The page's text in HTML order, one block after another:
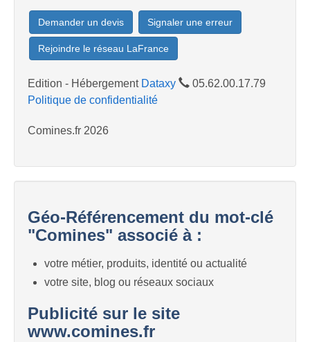
Demander un devis Signaler une erreur
Rejoindre le réseau LaFrance
Edition - Hébergement Dataxy
05.62.00.17.79
Politique de confidentialité
Comines.fr 2026
Géo-Référencement du mot-clé
"Comines" associé à :
votre métier, produits, identité ou actualité
votre site, blog ou réseaux sociaux
Publicité sur le site
www.comines.fr